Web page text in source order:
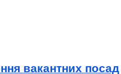
вакантних посад